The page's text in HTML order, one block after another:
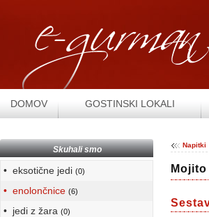
DOMOV GOSTINSKI LOKALI
Skuhali smo
• eksotične jedi (0)
• enolončnice (6)
• jedi z žara (0)
Napitki
Mojito